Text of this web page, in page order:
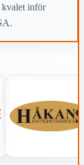
kvalet inför